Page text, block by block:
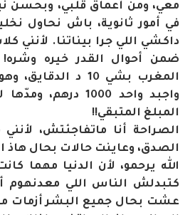
معي، ومن أعماق قلبي، وبحسن
في أمور ثانوية، باش نحاول
داكشي اللي جرا بيناتنا. لأنني
ضمن أحوال القدر خيره
المغرب بشي 10 د
واجبد واحد 1000
المبلغ المتبقي!!
الصراحة أنا ماتفاجئتش،
الصدق، وعاينت حالات بحال هاذ
الله يرحمو، لأن الدنيا مهما
كتبدلش الناس اللي معدنهوم
عشت بحال جميع البشر أزمات